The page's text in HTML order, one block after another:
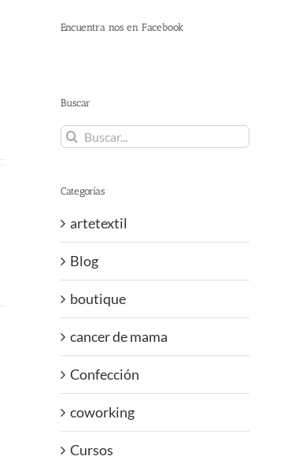
Encuentra nos en Facebook
Buscar
Buscar:
Categorías
artetextil
Blog
boutique
cancer de mama
Confección
coworking
Cursos